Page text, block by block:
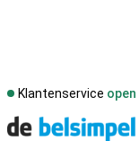
Klantenservice open